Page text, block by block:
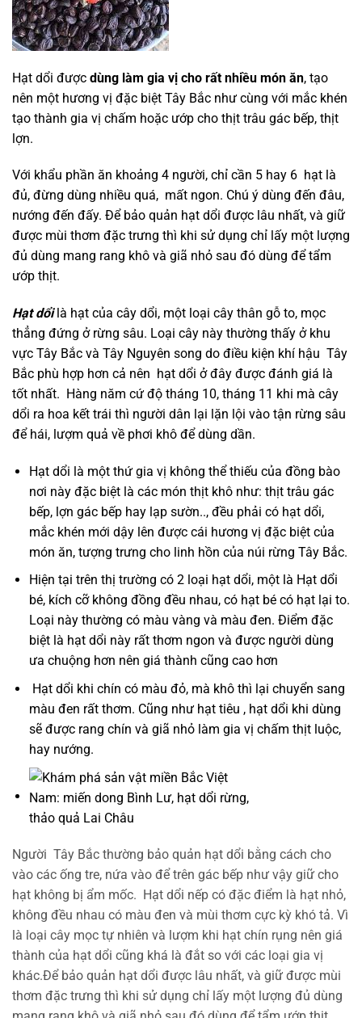
Hạt dổi được dùng làm gia vị cho rất nhiều món ăn, tạo
nên một hương vị đặc biệt Tây Bắc như cùng với mắc khén
tạo thành gia vị chấm hoặc ướp cho thịt trâu gác bếp, thịt
lợn.
Với khẩu phần ăn khoảng 4 người, chỉ cần 5 hay 6 hạt là
đủ, đừng dùng nhiều quá, mất ngon. Chú ý dùng đến đâu,
nướng đến đấy. Để bảo quản hạt dổi được lâu nhất, và giữ
được mùi thơm đặc trưng thì khi sử dụng chỉ lấy một lượng
đủ dùng mang rang khô và giã nhỏ sau đó dùng để tẩm
ướp thịt.
Hạt dổilà hạt của cây dổi, một loại cây thân gỗ to, mọc
thẳng đứng ở rừng sâu. Loại cây này thường thấy ở khu
vực Tây Bắc và Tây Nguyên song do điều kiện khí hậu Tây
Bắc phù hợp hơn cả nên hạt dổi ở đây được đánh giá là
tốt nhất. Hàng năm cứ độ tháng 10, tháng 11 khi mà cây
dổi ra hoa kết trái thì người dân lại lặn lội vào tận rừng sâu
để hái, lượm quả về phơi khô để dùng dần.
Hạt dổi là một thứ gia vị không thể thiếu của đồng bào
nơi này đặc biệt là các món thịt khô như: thịt trâu gác
bếp, lợn gác bếp hay lạp sườn.., đều phải có hạt dổi,
mắc khén mới dậy lên được cái hương vị đặc biệt của
món ăn, tượng trưng cho linh hồn của núi rừng Tây Bắc.
Hiện tại trên thị trường có 2 loại hạt dổi, một là Hạt dổi
bé, kích cỡ không đồng đều nhau, có hạt bé có hạt lại to.
Loại này thường có màu vàng và màu đen. Điểm đặc
biệt là hạt dổi này rất thơm ngon và được người dùng
ưa chuộng hơn nên giá thành cũng cao hơn
Hạt dổi khi chín có màu đỏ, mà khô thì lại chuyển sang
màu đen rất thơm. Cũng như hạt tiêu , hạt dổi khi dùng
sẽ được rang chín và giã nhỏ làm gia vị chấm thịt luộc,
hay nướng.
Người Tây Bắc thường bảo quản hạt dổi bằng cách cho
vào các ống tre, nứa vào để trên gác bếp như vậy giữ cho
hạt không bị ẩm mốc. Hạt dổi nếp có đặc điểm là hạt nhỏ,
không đều nhau có màu đen và mùi thơm cực kỳ khó tả. Vì
là loại cây mọc tự nhiên và lượm khi hạt chín rụng nên giá
thành của hạt dổi cũng khá là đắt so với các loại gia vị
khác.Để bảo quản hạt dổi được lâu nhất, và giữ được mùi
thơm đặc trưng thì khi sử dụng chỉ lấy một lượng đủ dùng